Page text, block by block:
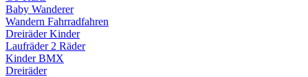
Baby Wanderer
Wandern Fahrradfahren
Dreiräder Kinder
Laufräder 2 Räder
Kinder BMX
Dreiräder